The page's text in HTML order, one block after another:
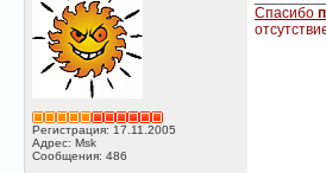
Регистрация: 17.11.2005
Адрес: Msk
Сообщения: 486
Спасибо